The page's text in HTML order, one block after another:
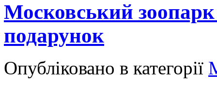
Московський
подарунок
Опубліковано в категорії